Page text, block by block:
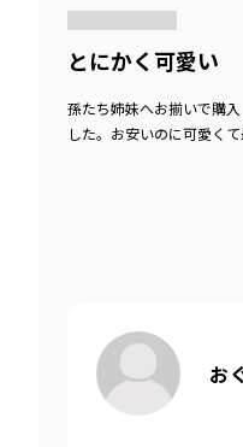
とにかく可愛い
孫たち姉妹へお揃いで購
した。お安いのに可愛くて
お